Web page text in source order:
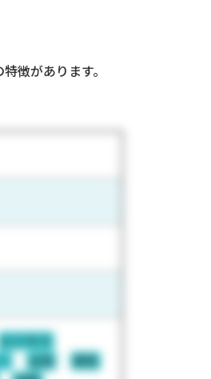
徴があります。
ビジネス
女性
男性